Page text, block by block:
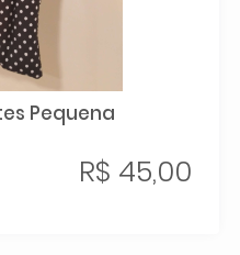
Pequena
R$ 45,00